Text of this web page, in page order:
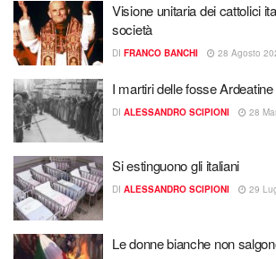
Visione unitaria dei cattolici
società
DI FRANCO BANCHI 28 Agosto
I martiri delle fosse
DI ALESSANDRO SCIPIONI 28
Si estinguono gli italiani
DI ALESSANDRO SCIPIONI 29
Le donne bianche non